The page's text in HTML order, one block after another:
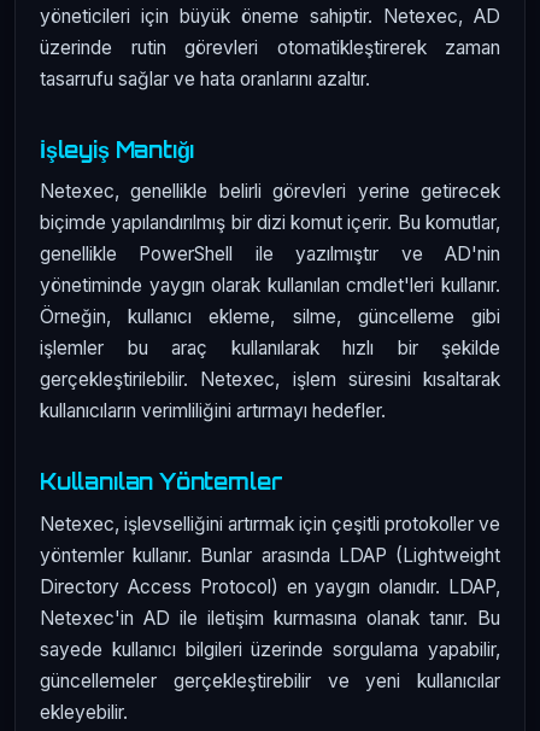
yöneticileri için büyük öneme sahiptir. Netexec, AD
üzerinde rutin görevleri otomatikleştirerek zaman
tasarrufu sağlar ve hata oranlarını azaltır.
İşleyiş Mantığı
Netexec, genellikle belirli görevleri yerine getirecek
biçimde yapılandırılmış bir dizi komut içerir. Bu komutlar,
genellikle PowerShell ile yazılmıştır ve AD'nin
yönetiminde yaygın olarak kullanılan cmdlet'leri kullanır.
Örneğin, kullanıcı ekleme, silme, güncelleme gibi
işlemler bu araç kullanılarak hızlı bir şekilde
gerçekleştirilebilir. Netexec, işlem süresini kısaltarak
kullanıcıların verimliliğini artırmayı hedefler.
Kullanılan Yöntemler
Netexec, işlevselliğini artırmak için çeşitli protokoller ve
yöntemler kullanır. Bunlar arasında LDAP (Lightweight
Directory Access Protocol) en yaygın olanıdır. LDAP,
Netexec'in AD ile iletişim kurmasına olanak tanır. Bu
sayede kullanıcı bilgileri üzerinde sorgulama yapabilir,
güncellemeler gerçekleştirebilir ve yeni kullanıcılar
ekleyebilir.